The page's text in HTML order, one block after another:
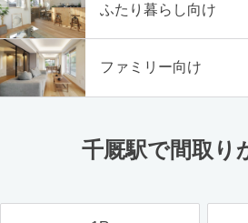
ふたり暮らし向け
ファミリー向け
千厩駅で間取り